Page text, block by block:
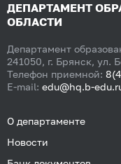
ДЕПАРТАМЕНТ
ОБЛАСТИ
Департамент
241050, г. Брянск, ул.
Телефон приемной:
E-mail: edu@hq.b-
О департаменте
Новости